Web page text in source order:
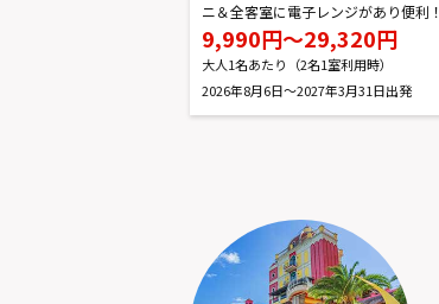
ニ＆全客室に電子レンジがあり便利！
9,990円～29,320円
大人1名あたり（2名1室利用時）
2026年8月6日～2027年3月31日